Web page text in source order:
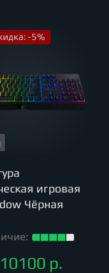
-5%
игровая
Чёрная
10100 р.